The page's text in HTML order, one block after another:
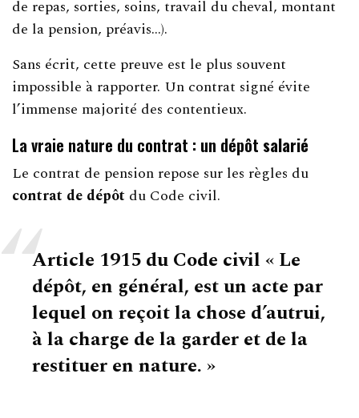
de repas, sorties, soins, travail du cheval, montant
de la pension, préavis…).
Sans écrit, cette preuve est le plus souvent
impossible à rapporter. Un contrat signé évite
l’immense majorité des contentieux.
La vraie nature du contrat : un dépôt salarié
Le contrat de pension repose sur les règles du
contrat de dépôt du Code civil.
Article 1915 du Code civil « Le
dépôt, en général, est un acte par
lequel on reçoit la chose d’autrui,
à la charge de la garder et de la
restituer en nature. »